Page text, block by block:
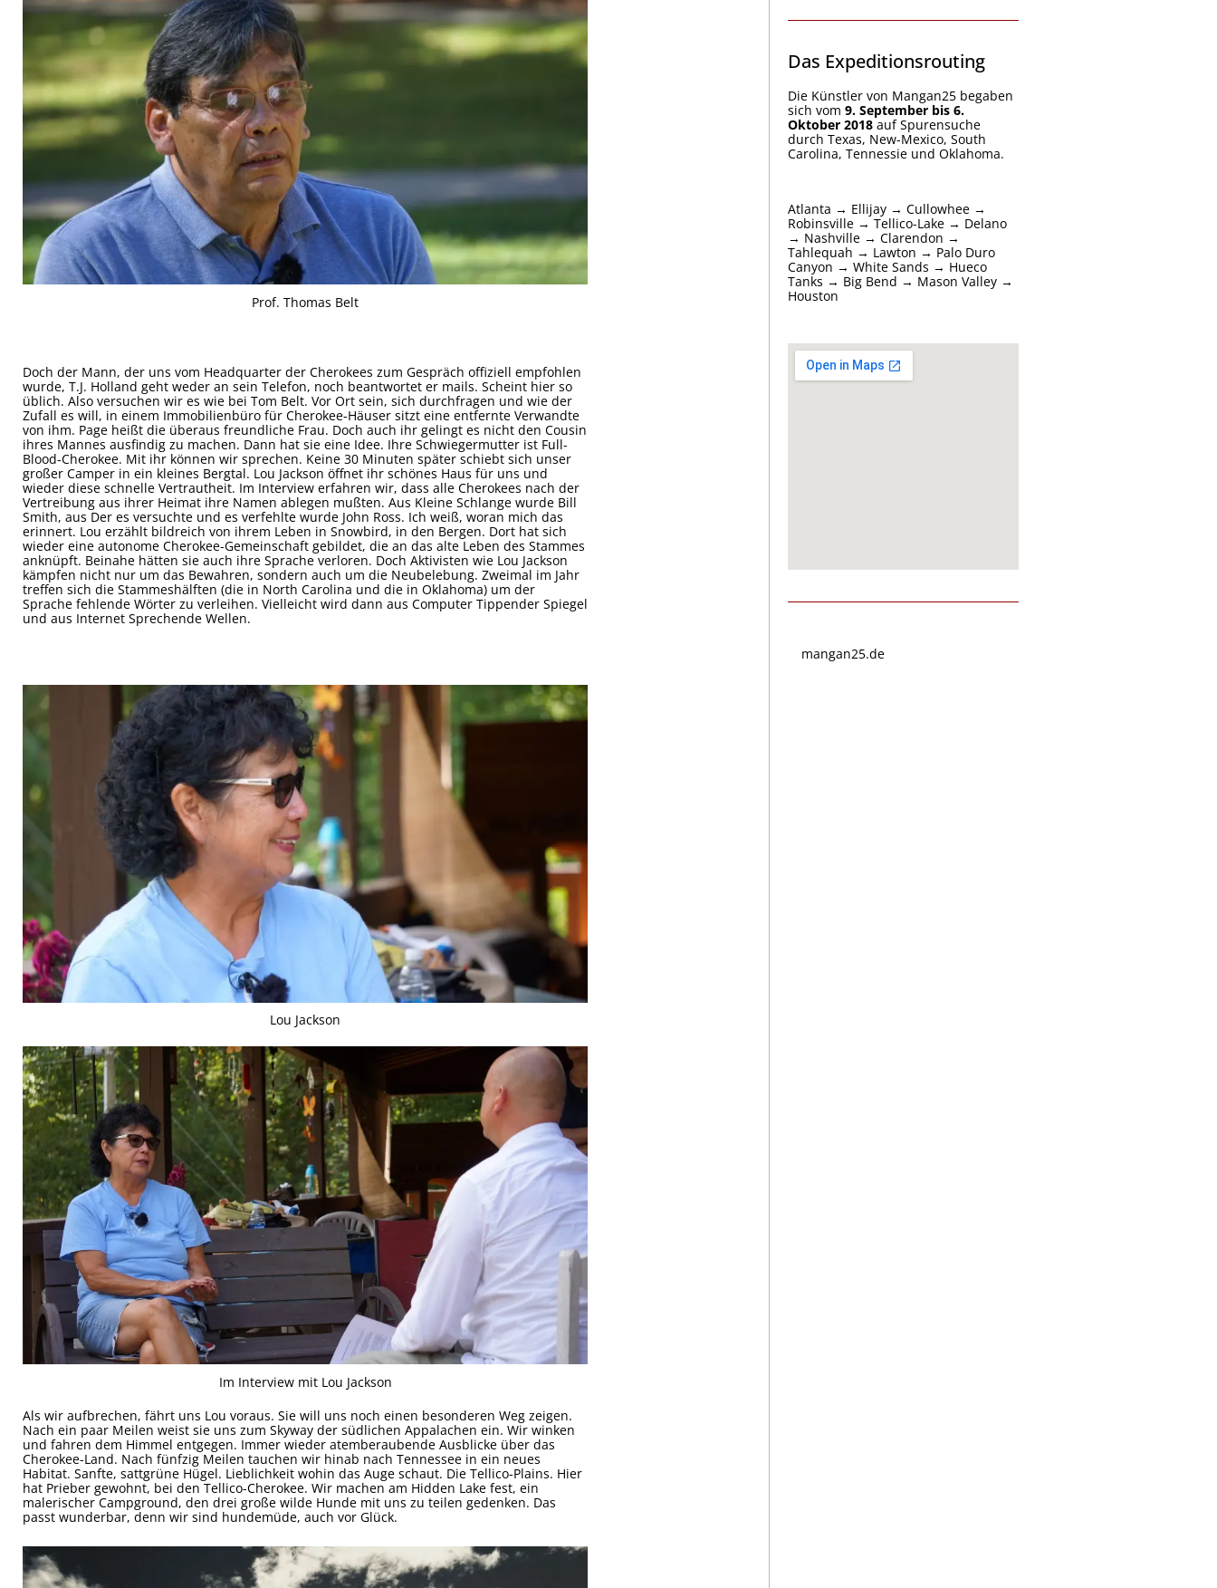
Prof. Thomas Belt
Doch der Mann, der uns vom Headquarter der Cherokees zum Gespräch offiziell empfohlen
wurde, T.J. Holland geht weder an sein Telefon, noch beantwortet er mails. Scheint hier so
üblich. Also versuchen wir es wie bei Tom Belt. Vor Ort sein, sich durchfragen und wie der
Zufall es will, in einem Immobilienbüro für Cherokee-Häuser sitzt eine entfernte Verwandte
von ihm. Page heißt die überaus freundliche Frau. Doch auch ihr gelingt es nicht den Cousin
ihres Mannes ausfindig zu machen. Dann hat sie eine Idee. Ihre Schwiegermutter ist Full-
Blood-Cherokee. Mit ihr können wir sprechen. Keine 30 Minuten später schiebt sich unser
großer Camper in ein kleines Bergtal. Lou Jackson öffnet ihr schönes Haus für uns und
wieder diese schnelle Vertrautheit. Im Interview erfahren wir, dass alle Cherokees nach der
Vertreibung aus ihrer Heimat ihre Namen ablegen mußten. Aus Kleine Schlange wurde Bill
Smith, aus Der es versuchte und es verfehlte wurde John Ross. Ich weiß, woran mich das
erinnert. Lou erzählt bildreich von ihrem Leben in Snowbird, in den Bergen. Dort hat sich
wieder eine autonome Cherokee-Gemeinschaft gebildet, die an das alte Leben des Stammes
anknüpft. Beinahe hätten sie auch ihre Sprache verloren. Doch Aktivisten wie Lou Jackson
kämpfen nicht nur um das Bewahren, sondern auch um die Neubelebung. Zweimal im Jahr
treffen sich die Stammeshälften (die in North Carolina und die in Oklahoma) um der
Sprache fehlende Wörter zu verleihen. Vielleicht wird dann aus Computer Tippender Spiegel
und aus Internet Sprechende Wellen.
Lou Jackson
Im Interview mit Lou Jackson
Als wir aufbrechen, fährt uns Lou voraus. Sie will uns noch einen besonderen Weg zeigen.
Nach ein paar Meilen weist sie uns zum Skyway der südlichen Appalachen ein. Wir winken
und fahren dem Himmel entgegen. Immer wieder atemberaubende Ausblicke über das
Cherokee-Land. Nach fünfzig Meilen tauchen wir hinab nach Tennessee in ein neues
Habitat. Sanfte, sattgrüne Hügel. Lieblichkeit wohin das Auge schaut. Die Tellico-Plains. Hier
hat Prieber gewohnt, bei den Tellico-Cherokee. Wir machen am Hidden Lake fest, ein
malerischer Campground, den drei große wilde Hunde mit uns zu teilen gedenken. Das
passt wunderbar, denn wir sind hundemüde, auch vor Glück.
Das Expeditionsrouting
Die Künstler von Mangan25 begaben
sich vom 9. September bis 6.
Oktober 2018 auf Spurensuche
durch Texas, New-Mexico, South
Carolina, Tennessie und Oklahoma.
Atlanta → Ellijay → Cullowhee →
Robinsville → Tellico-Lake → Delano
→ Nashville → Clarendon →
Tahlequah → Lawton → Palo Duro
Canyon → White Sands → Hueco
Tanks → Big Bend → Mason Valley →
Houston
mangan25.de